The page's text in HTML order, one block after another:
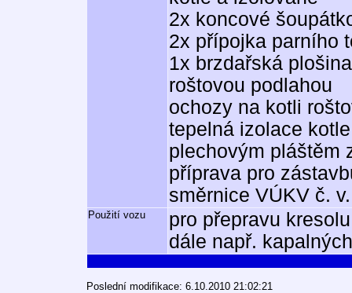
2x koncové
2x přípojka parního
1x brzdařská
roštovou podlahou
ochozy na kotli
tepelná izolace
plechovým pláštěm
příprava pro
směrnice VÚKV č.
Použití vozu
pro přepravu
dále např.
Poslední modifikace: 6.10.2010 21:02:21